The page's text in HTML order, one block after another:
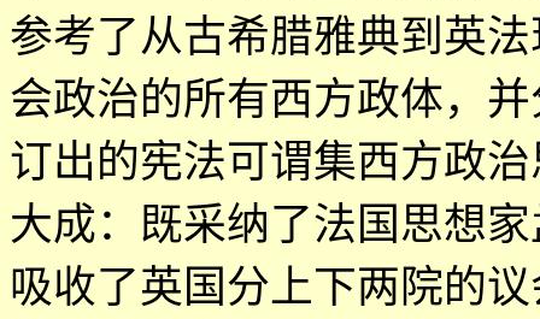
参考了从古希腊雅典到英
会政治的所有西方政体，
订出的宪法可谓集西方政
大成：既采纳了法国思想
吸收了英国分上下两院的